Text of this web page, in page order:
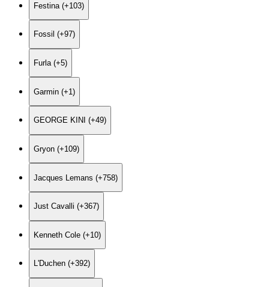
Festina (+103)
Fossil (+97)
Furla (+5)
Garmin (+1)
GEORGE KINI (+49)
Gryon (+109)
Jacques Lemans (+758)
Just Cavalli (+367)
Kenneth Cole (+10)
L'Duchen (+392)